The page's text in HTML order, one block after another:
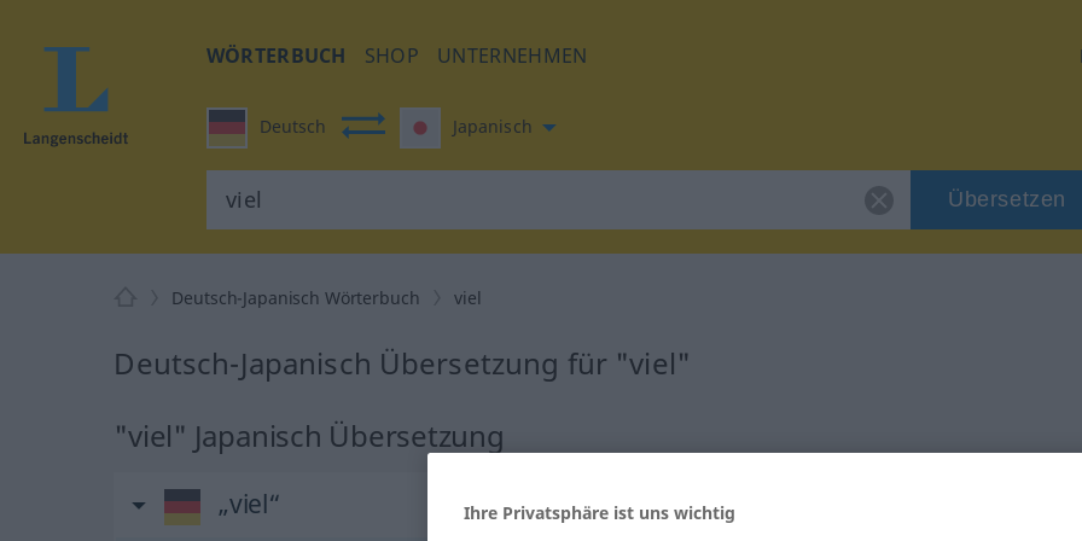
WÖRTERBUCH SHOP UNTERNEHMEN
Deutsch Japanisch
Übersetzen
Deutsch-Japanisch Wörterbuch viel
Deutsch-Japanisch Übersetzung für "viel"
"viel" Japanisch Übersetzung
„viel“ Ihre Privatsphäre ist uns wichtig